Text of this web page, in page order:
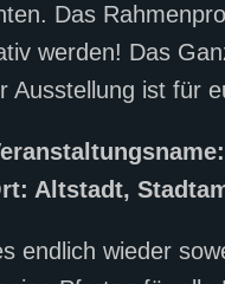
Das
werden! Das
Ausstellung ist für
Altstadt,
endlich wieder